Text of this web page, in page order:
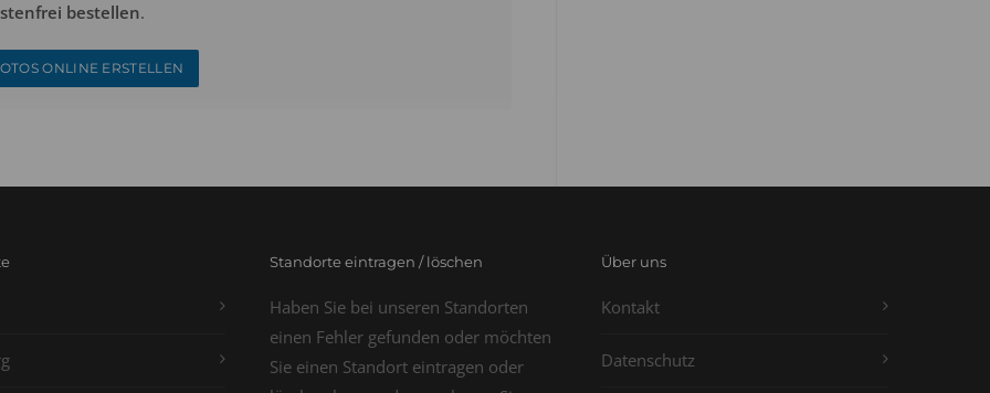
bestellen.
ONLINE ERSTELLEN
Standorte eintragen / löschen
Haben Sie bei unseren Standorten
einen Fehler gefunden oder möchten
Sie einen Standort eintragen oder
Über uns
Kontakt
Datenschutz